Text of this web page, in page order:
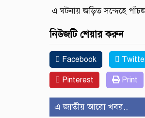
এ ঘটনায় জড়িত সন্দেহে
নিউজটি শেয়ার করুন
Facebook
Pinterest Print
এ জাতীয় আরো খবর..